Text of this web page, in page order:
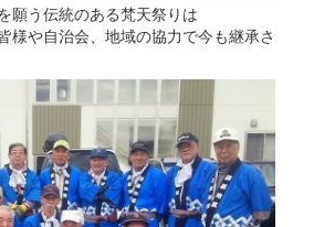
願う伝統のある梵天祭りは
様や自治会、地域の協力で今も継承さ